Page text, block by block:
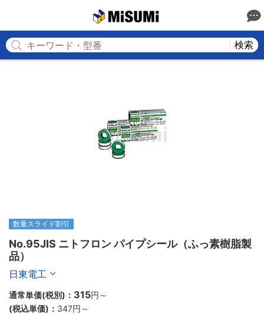
検索
数量スライド割引
No.95JIS ニトフロン パイプシール（ふっ素樹脂製
品）
日東電工
通常単価(税別)： 315円 ～
(税込単価)： 347円 ～